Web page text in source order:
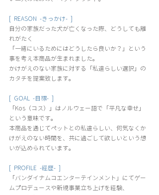
[  REASON  -きっかけ-  ]
自分の家族だった犬が亡くなった際、どうしても離
れがたく
「一緒にいるためにはどうしたら良いか？」という
事を考え本商品が生まれました。
かけがえのない家族に対する「私達らしい選択」の
カタチを提案致します。
[  GOAL  -目標-  ]
「Kos（コス）」はノルウェー語で「平凡な幸せ」
という意味です。
本商品を通じてペットとの私達らしい、何気なくか
けがえのない時間を、共に過ごして欲しいという想
いが込められています。
[  PROFILE  -経歴-  ]
「バンダイナムコエンターテインメント」にてゲー
ムプロデュースや新規事業立ち上げを経験、